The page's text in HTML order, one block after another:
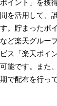
イント」を獲
を活用して、
。貯まったポ
ど楽天グルー
ス「楽天ポイ
能です。また
で配布を行って